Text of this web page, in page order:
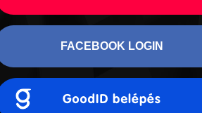
FACEBOOK LOGIN